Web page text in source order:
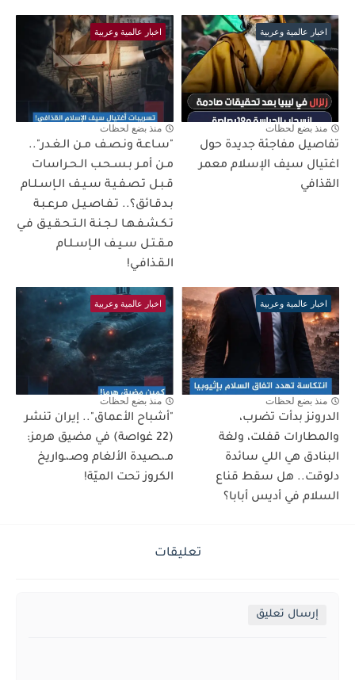
اخبار عالمية وعربية
منذ بضع لحظات
تفاصيل مفاجئة جديدة حول
اغتيال سيف الإسلام معمر
القذافي
اخبار عالمية وعربية
منذ بضع لحظات
"سـاعـة ونـصـف مـن الـغـدر"..
مـن أمـر بـسـحـب الـحـراسات
قـبـل تـصـفـيـة سـيـف الـإسـلـام
بـدقـائق؟.. تـفـاصـيـل مـرعـبـة
تـكـشـفـهـا لـجـنـة الـتـحـقـيـق فـي
مـقـتـل سـيـف الـإسـلـام
الـقـذافـي!
اخبار عالمية وعربية
منذ بضع لحظات
الدرونز بدأت تضرب،
والمطارات قفلت، ولغة
البنادق هي اللي سائدة
دلوقت.. هل سقط قناع
السلام في أديس أبابا؟
اخبار عالمية وعربية
منذ بضع لحظات
"أشباح الأعماق".. إيران تنشر
(22 غواصة) في مضيق هرمز:
مـ،ـصيدة الألغام وصـ،ـواريخ
الكروز تحت الميّة!
تعليقات
إرسال تعليق